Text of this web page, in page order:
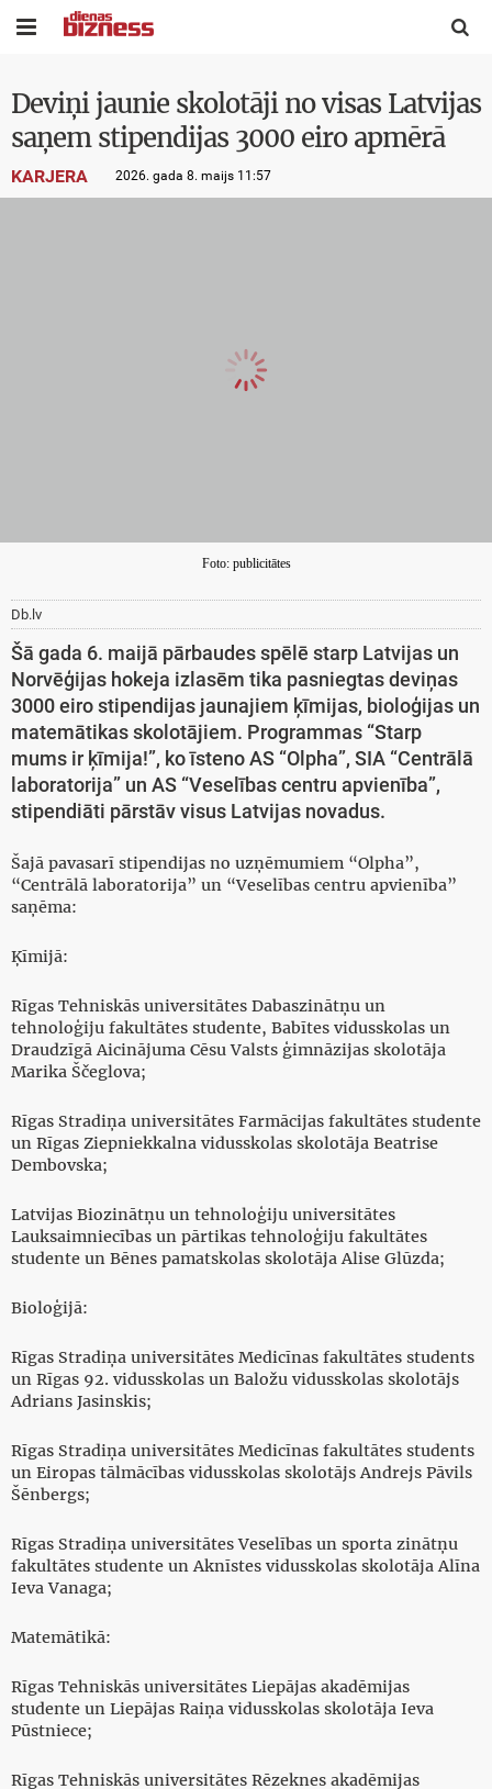
 
Deviņi jaunie skolotāji no visas Latvijas
saņem stipendijas 3000 eiro apmērā
KARJERA 2026. gada 8. maijs 11:57
Foto: publicitātes
Db.lv
Šā gada 6. maijā pārbaudes spēlē starp Latvijas un
Norvēģijas hokeja izlasēm tika pasniegtas deviņas
3000 eiro stipendijas jaunajiem ķīmijas, bioloģijas un
matemātikas skolotājiem. Programmas “Starp
mums ir ķīmija!”, ko īsteno AS “Olpha”, SIA “Centrālā
laboratorija” un AS “Veselības centru apvienība”,
stipendiāti pārstāv visus Latvijas novadus.
Šajā pavasarī stipendijas no uzņēmumiem “Olpha”,
“Centrālā laboratorija” un “Veselības centru apvienība”
saņēma:
Ķīmijā:
Rīgas Tehniskās universitātes Dabaszinātņu un
tehnoloģiju fakultātes studente, Babītes vidusskolas un
Draudzīgā Aicinājuma Cēsu Valsts ģimnāzijas skolotāja
Marika Ščeglova;
Rīgas Stradiņa universitātes Farmācijas fakultātes studente
un Rīgas Ziepniekkalna vidusskolas skolotāja Beatrise
Dembovska;
Latvijas Biozinātņu un tehnoloģiju universitātes
Lauksaimniecības un pārtikas tehnoloģiju fakultātes
studente un Bēnes pamatskolas skolotāja Alise Glūzda;
Bioloģijā:
Rīgas Stradiņa universitātes Medicīnas fakultātes students
un Rīgas 92. vidusskolas un Baložu vidusskolas skolotājs
Adrians Jasinskis;
Rīgas Stradiņa universitātes Medicīnas fakultātes students
un Eiropas tālmācības vidusskolas skolotājs Andrejs Pāvils
Šēnbergs;
Rīgas Stradiņa universitātes Veselības un sporta zinātņu
fakultātes studente un Aknīstes vidusskolas skolotāja Alīna
Ieva Vanaga;
Matemātikā:
Rīgas Tehniskās universitātes Liepājas akadēmijas
studente un Liepājas Raiņa vidusskolas skolotāja Ieva
Pūstniece;
Rīgas Tehniskās universitātes Rēzeknes akadēmijas